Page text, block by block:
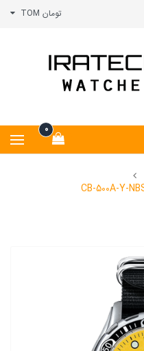
تومان TOM
0